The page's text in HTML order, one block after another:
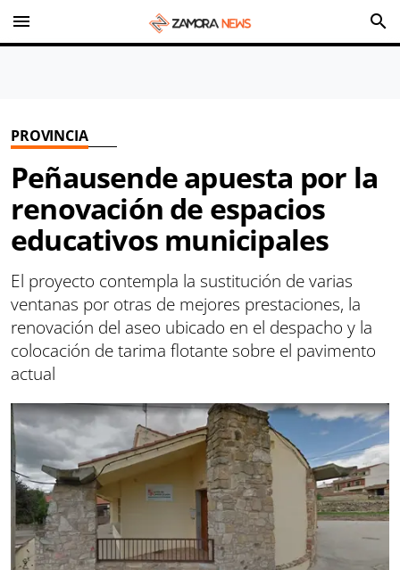
menu search
PROVINCIA
Peñausende apuesta por la
renovación de espacios
educativos municipales
El proyecto contempla la sustitución de varias
ventanas por otras de mejores prestaciones, la
renovación del aseo ubicado en el despacho y la
colocación de tarima flotante sobre el pavimento
actual